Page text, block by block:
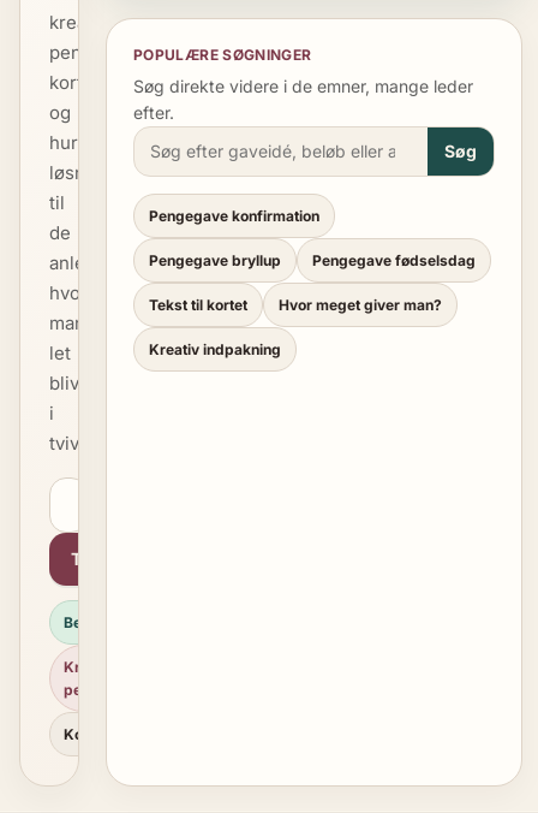
kreative
pengegaver,
korttekster
og
hurtige
løsninger
til
de
anledninger,
hvor
man
let
bliver
i
tvivl.
Tilmeld
Beløbsguide
Kreative
pengegaver
Korttekst
POPULÆRE SØGNINGER
Søg direkte videre i de emner, mange leder
efter.
Søg
Pengegave konfirmation
Pengegave bryllup Pengegave fødselsdag
Tekst til kortet Hvor meget giver man?
Kreativ indpakning